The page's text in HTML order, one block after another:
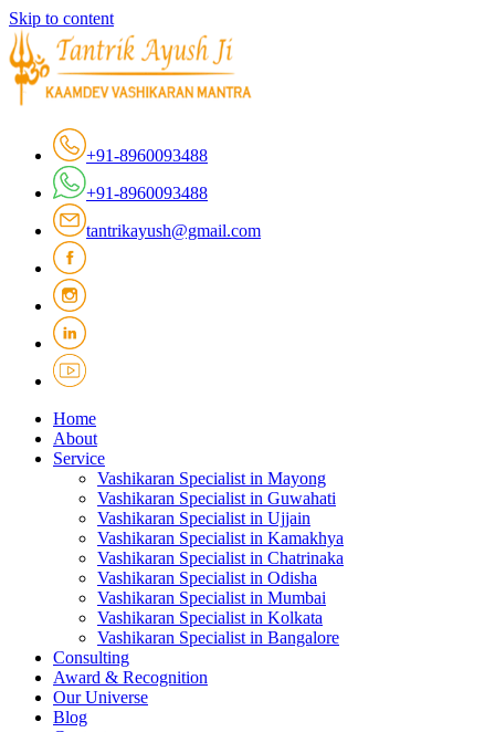
Skip to content
+91-8960093488
+91-8960093488
tantrikayush@gmail.com
Home
About
Service
Vashikaran Specialist in Mayong
Vashikaran Specialist in Guwahati
Vashikaran Specialist in Ujjain
Vashikaran Specialist in Kamakhya
Vashikaran Specialist in Chatrinaka
Vashikaran Specialist in Odisha
Vashikaran Specialist in Mumbai
Vashikaran Specialist in Kolkata
Vashikaran Specialist in Bangalore
Consulting
Award & Recognition
Our Universe
Blog